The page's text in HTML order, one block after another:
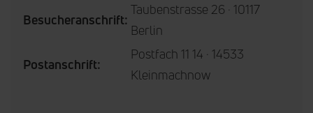
Besucheranschrift:
Taubenstrasse 26 · 10117
Berlin
Postanschrift:
Postfach 11 14 · 14533
Kleinmachnow